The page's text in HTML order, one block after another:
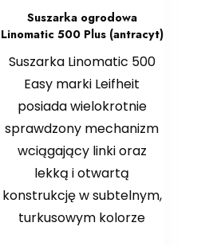
Suszarka ogrodowa
Linomatic 500 Plus (antracyt)
Suszarka Linomatic 500
Easy marki Leifheit
posiada wielokrotnie
sprawdzony mechanizm
wciągający linki oraz
lekką i otwartą
konstrukcję w subtelnym,
turkusowym kolorze